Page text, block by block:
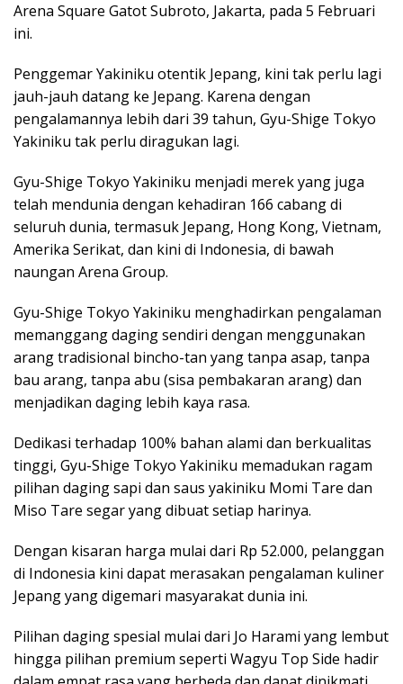
Arena Square Gatot Subroto, Jakarta, pada 5 Februari
ini.
Penggemar Yakiniku otentik Jepang, kini tak perlu lagi
jauh-jauh datang ke Jepang. Karena dengan
pengalamannya lebih dari 39 tahun, Gyu-Shige Tokyo
Yakiniku tak perlu diragukan lagi.
Gyu-Shige Tokyo Yakiniku menjadi merek yang juga
telah mendunia dengan kehadiran 166 cabang di
seluruh dunia, termasuk Jepang, Hong Kong, Vietnam,
Amerika Serikat, dan kini di Indonesia, di bawah
naungan Arena Group.
Gyu-Shige Tokyo Yakiniku menghadirkan pengalaman
memanggang daging sendiri dengan menggunakan
arang tradisional bincho-tan yang tanpa asap, tanpa
bau arang, tanpa abu (sisa pembakaran arang) dan
menjadikan daging lebih kaya rasa.
Dedikasi terhadap 100% bahan alami dan berkualitas
tinggi, Gyu-Shige Tokyo Yakiniku memadukan ragam
pilihan daging sapi dan saus yakiniku Momi Tare dan
Miso Tare segar yang dibuat setiap harinya.
Dengan kisaran harga mulai dari Rp 52.000, pelanggan
di Indonesia kini dapat merasakan pengalaman kuliner
Jepang yang digemari masyarakat dunia ini.
Pilihan daging spesial mulai dari Jo Harami yang lembut
hingga pilihan premium seperti Wagyu Top Side hadir